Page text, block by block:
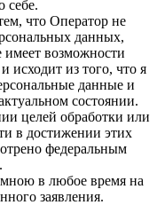
себе.
что Оператор не
данных,
возможности
исходит из того, что я
данные и
состоянии.
целей обработки или
в достижении этих
федеральным
в любое время на
заявления.